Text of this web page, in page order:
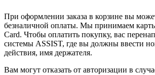
При оформлении заказа в корзине вы
безналичной оплаты. Мы принимаем
Card. Чтобы оплатить покупку, вас
системы ASSIST, где вы должны ввести
действия, имя держателя.
Вам могут отказать от авторизации в